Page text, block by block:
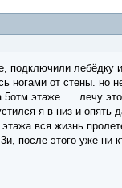
лебёдку и
от стены. но
этаже.... лечу
я в низ и
вся жизнь
после этого уже ни